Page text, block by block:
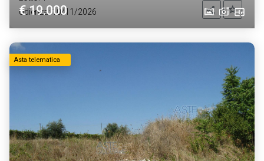
€ 19.000
Udienza: 10/11/2026
Condividi
Asta telematica